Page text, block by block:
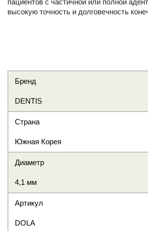
пациентов с частичной или полной
высокую точность и долговечность
Бренд
DENTIS
Страна
Южная Корея
Диаметр
4,1 мм
Артикул
DOLA